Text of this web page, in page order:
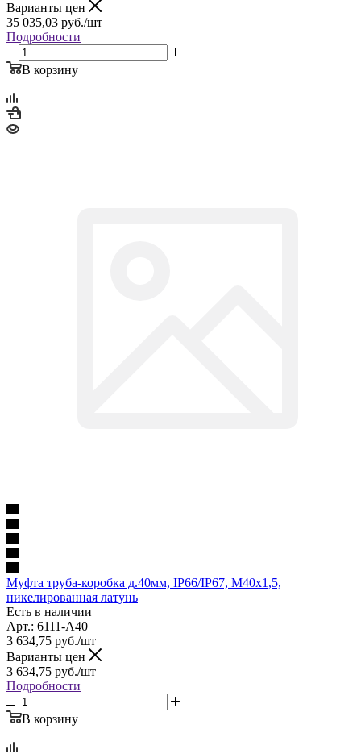
Варианты цен
35 035,03 руб./шт
Подробности
В корзину
Муфта труба-коробка д.40мм, IP66/IP67, М40х1,5,
никелированная латунь
Есть в наличии
Арт.: 6111-A40
3 634,75 руб./шт
Варианты цен
3 634,75 руб./шт
Подробности
В корзину